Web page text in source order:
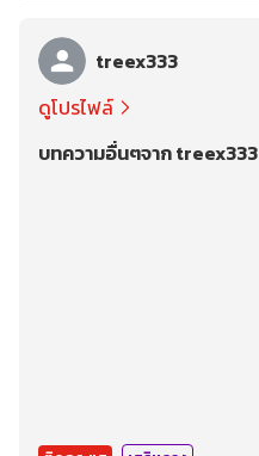
treex333
ดูโปรไฟล์
บทความอื่นๆจาก treex333